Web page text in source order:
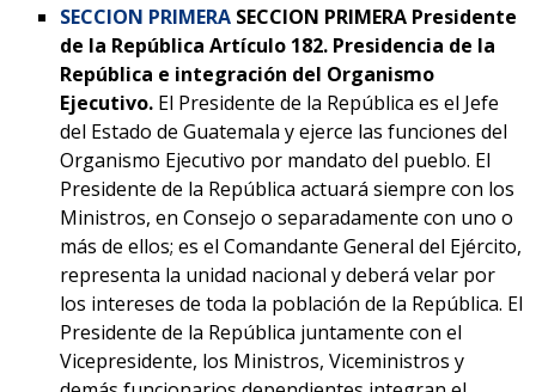
SECCION PRIMERA SECCION PRIMERA Presidente
de la República Artículo 182. Presidencia de la
República e integración del Organismo
Ejecutivo. El Presidente de la República es el Jefe
del Estado de Guatemala y ejerce las funciones del
Organismo Ejecutivo por mandato del pueblo. El
Presidente de la República actuará siempre con los
Ministros, en Consejo o separadamente con uno o
más de ellos; es el Comandante General del Ejército,
representa la unidad nacional y deberá velar por
los intereses de toda la población de la República. El
Presidente de la República juntamente con el
Vicepresidente, los Ministros, Viceministros y